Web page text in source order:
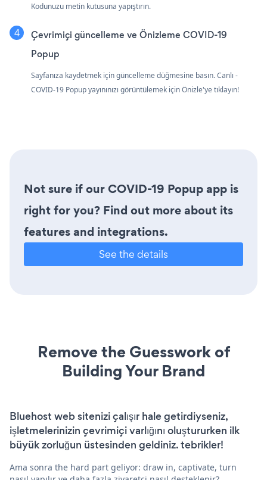
Kodunuzu metin kutusuna yapıştırın.
Çevrimiçi güncelleme ve Önizleme COVID-19
Popup
Sayfanıza kaydetmek için güncelleme düğmesine basın. Canlı -
COVID-19 Popup yayınınızı görüntülemek için Önizle'ye tıklayın!
Not sure if our COVID-19 Popup app is
right for you? Find out more about its
features and integrations.
See the details
Remove the Guesswork of
Building Your Brand
Bluehost web sitenizi çalışır hale getirdiyseniz,
işletmelerinizin çevrimiçi varlığını oluştururken ilk
büyük zorluğun üstesinden geldiniz. tebrikler!
Ama sonra the hard part geliyor: draw in, captivate, turn